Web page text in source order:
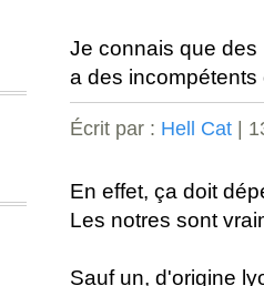
Je connais que des
a des incompétents
Écrit par : Hell Cat |
En effet, ça doit
Les notres sont
Sauf un, d'origine